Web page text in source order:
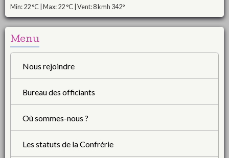
Min: 22 °C | Max: 22 °C | Vent: 8 kmh 342°
Menu
Nous rejoindre
Bureau des officiants
Où sommes-nous ?
Les statuts de la Confrérie